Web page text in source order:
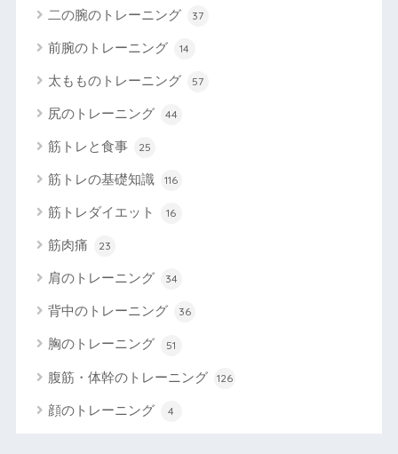
二の腕のトレーニング 37
前腕のトレーニング 14
太もものトレーニング 57
尻のトレーニング 44
筋トレと食事 25
筋トレの基礎知識 116
筋トレダイエット 16
筋肉痛 23
肩のトレーニング 34
背中のトレーニング 36
胸のトレーニング 51
腹筋・体幹のトレーニング 126
顔のトレーニング 4